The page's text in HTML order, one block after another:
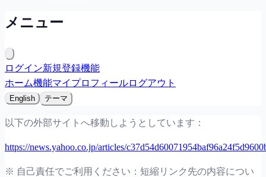
メニュー
ログイン新規登録機能
ホーム機能マイプロフィールログアウト
English テーマ
以下の外部サイトへ移動しようとしています：
https://news.yahoo.co.jp/articles/
※ 自己責任でご利用ください：短縮リンク先の内容につい